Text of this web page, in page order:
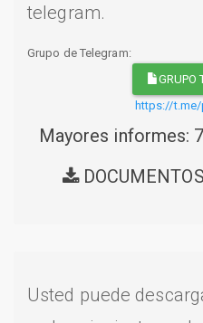
telegram.
Grupo de Telegram:
GRUPO
https://t.me/
Mayores informes:
Usted puede